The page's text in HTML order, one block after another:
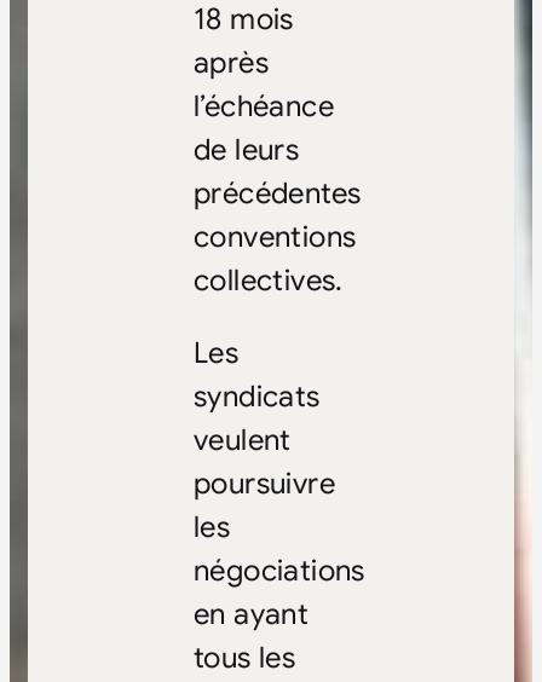
18 mois
après
l’échéance
de leurs
précédentes
conventions
collectives.
Les
syndicats
veulent
poursuivre
les
négociations
en ayant
tous les